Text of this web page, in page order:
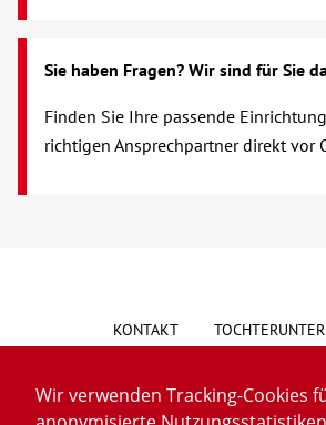
Wir verwenden Tracking-Cookies
Wohnen mit Service
Begegnung
Bildung
Sie haben Fragen? Wir sind für Sie
Finden Sie Ihre passende
richtigen Ansprechpartner direkt vor
KONTAKT
HINWEISGEBERSYSTEM